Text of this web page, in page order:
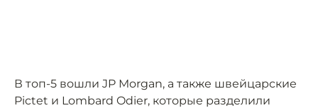
В топ-5 вошли JP Morgan, а также швейцарские
Pictet и Lombard Odier, которые разделили